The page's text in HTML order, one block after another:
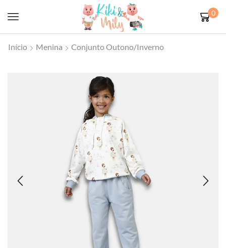
0
Início Menina Conjunto Outono/Inverno